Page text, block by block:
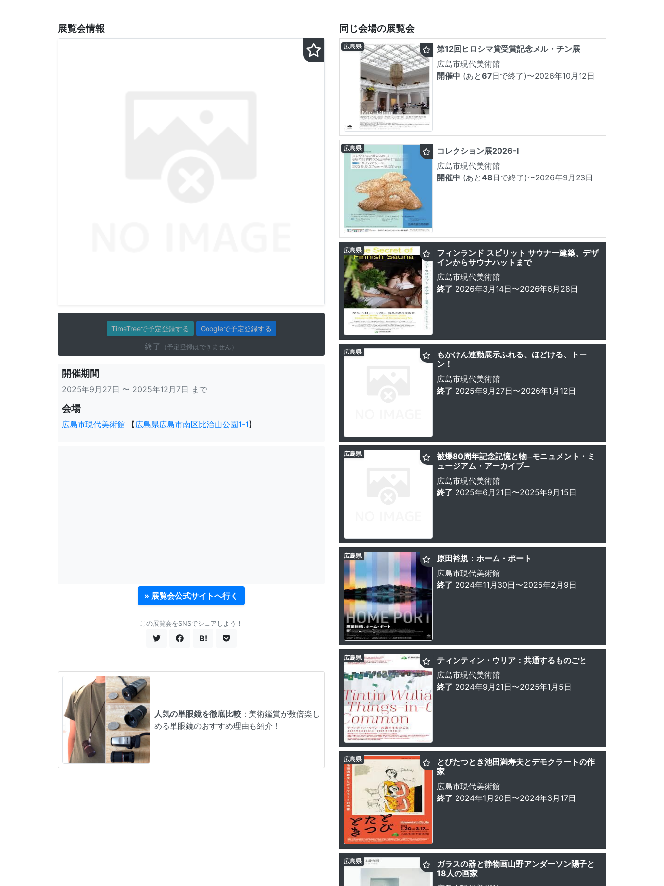
展覧会情報
TimeTreeで予定登録する Googleで予定登録する
終了 （予定登録はできません）
開催期間
2025年9月27日 〜 2025年12月7日 まで
会場
広島市現代美術館 【広島県広島市南区比治山公園1-1】
» 展覧会公式サイトへ行く
この展覧会をSNSでシェアしよう！
B!
人気の単眼鏡を徹底比較 ：美術鑑賞が数倍楽し
める単眼鏡のおすすめ理由も紹介！
同じ会場の展覧会
第12回ヒロシマ賞受賞記念メル・チン展
広島市現代美術館
開催中 (あと67日で終了)〜2026年10月12日
広島県
コレクション展2026-Ⅰ
広島市現代美術館
開催中 (あと48日で終了)〜2026年9月23日
広島県
フィンランド スピリット サウナー建築、デザ
インからサウナハットまで
広島市現代美術館
終了 2026年3月14日〜2026年6月28日
広島県
もかけん連動展示ふれる、ほどける、トー
ン！
広島市現代美術館
終了 2025年9月27日〜2026年1月12日
広島県
被爆80周年記念記憶と物─モニュメント・ミ
ュージアム・アーカイブ─
広島市現代美術館
終了 2025年6月21日〜2025年9月15日
広島県
原田裕規：ホーム・ポート
広島市現代美術館
終了 2024年11月30日〜2025年2月9日
広島県
ティンティン・ウリア：共通するものごと
広島市現代美術館
終了 2024年9月21日〜2025年1月5日
広島県
とびたつとき池田満寿夫とデモクラートの作
家
広島市現代美術館
終了 2024年1月20日〜2024年3月17日
広島県
ガラスの器と静物画山野アンダーソン陽子と
18人の画家
広島県